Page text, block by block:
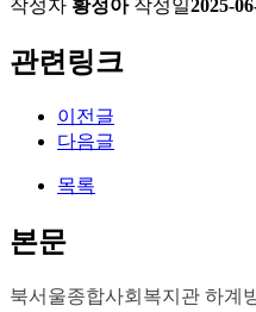
작성자 황정아 작성일2025-
관련링크
이전글
다음글
목록
본문
북서울종합사회복지관 하계